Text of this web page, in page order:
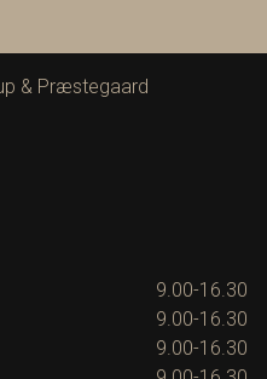
& Præstegaard
9.00-16.30
9.00-16.30
9.00-16.30